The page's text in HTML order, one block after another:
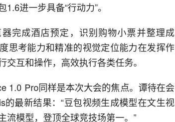
进一步具备“行动力”。
完成酒店预定，识别购物小票并整理成
思考能力和精准的视觉定位能力在发挥作
互和操作，高效执行各类任务。
1.0 Pro同样是本次大会的焦点。谭待在会
最新结果：“豆包视频生成模型在文生视
流模型，登顶全球竞技场第一。”